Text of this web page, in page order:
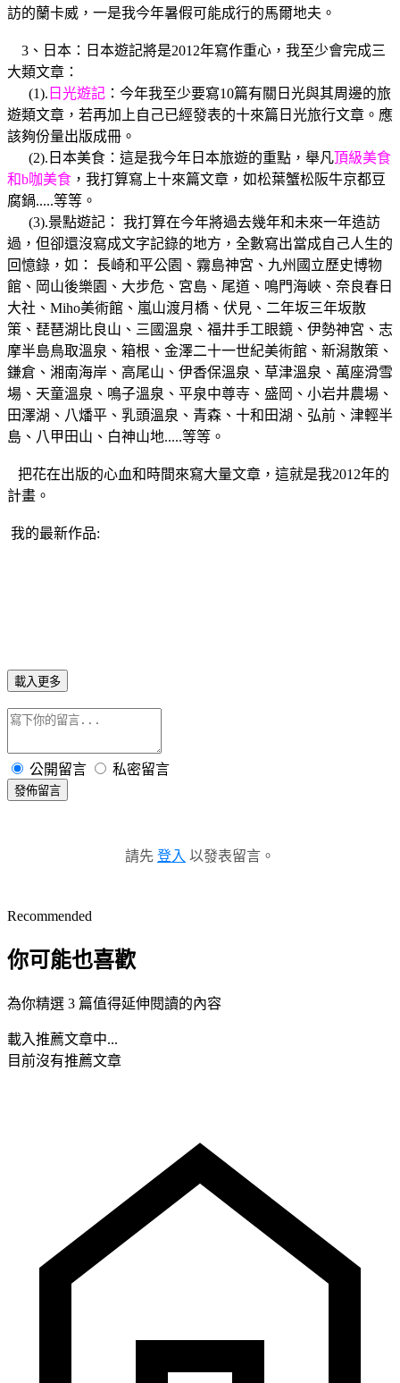
訪的蘭卡威，一是我今年暑假可能成行的馬爾地夫。
3、日本：日本遊記將是2012年寫作重心，我至少會完成三
大類文章：
(1). 日光遊記 ：今年我至少要寫10篇有關日光與其周邊的旅
遊類文章，若再加上自己已經發表的十來篇日光旅行文章。應
該夠份量出版成冊。
(2).日本美食：這是我今年日本旅遊的重點，舉凡頂級美食
和b咖美食 ，我打算寫上十來篇文章，如松葉蟹松阪牛京都豆
腐鍋.....等等。
(3).景點遊記： 我打算在今年將過去幾年和未來一年造訪
過，但卻還沒寫成文字記錄的地方，全數寫出當成自己人生的
回憶錄，如： 長崎和平公園、霧島神宮、九州國立歷史博物
館、岡山後樂園、大步危、宮島、尾道、鳴門海峽、奈良春日
大社、Miho美術館、嵐山渡月橋、伏見、二年坂三年坂散
策、琵琶湖比良山、三國溫泉、福井手工眼鏡、伊勢神宮、志
摩半島鳥取溫泉、箱根、金澤二十一世紀美術館、新潟散策、
鎌倉、湘南海岸、高尾山、伊香保溫泉、草津溫泉、萬座滑雪
場、天童溫泉、鳴子溫泉、平泉中尊寺、盛岡、小岩井農場、
田澤湖、八燔平、乳頭溫泉、青森、十和田湖、弘前、津輕半
島、八甲田山、白神山地.....等等。
把花在出版的心血和時間來寫大量文章，這就是我2012年的
計畫。
我的最新作品:
載入更多
公開留言 私密留言
發佈留言
請先 登入 以發表留言。
Recommended
你可能也喜歡
為你精選 3 篇值得延伸閱讀的內容
載入推薦文章中...
目前沒有推薦文章